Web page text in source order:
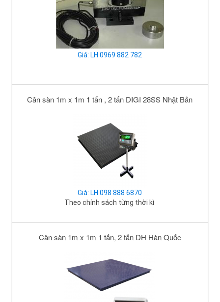
Giá: LH 0969 882 782
Cân sàn 1m x 1m 1 tấn , 2 tấn DIGI 28SS Nhật Bản
Giá: LH 098 888 6870
Theo chính sách từng thời kì
Cân sàn 1m x 1m 1 tấn, 2 tấn DH Hàn Quốc